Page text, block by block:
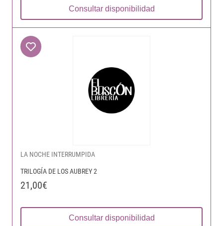
Consultar disponibilidad
LA NOCHE INTERRUMPIDA
TRILOGÍA DE LOS AUBREY 2
21,00€
Consultar disponibilidad